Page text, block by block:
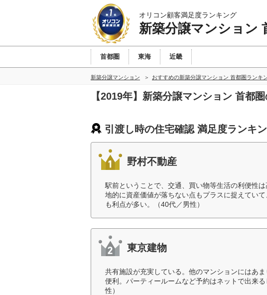
オリコン顧客満足度ランキング
新築分譲マンション
首都圏 東海 近畿
新築分譲マンション おすすめの新築分譲マンション 首都圏ランキ
【2019年】新築分譲マンション 首都
引渡し時の住宅確認 満足度ランキ
野村不動産
駅前ということで、交通、買い物等生活の利便性
地的に資産価値が落ちない点もプラスに捉えてい
も利点が多い。（40代／男性）
東京建物
共有施設が充実している。他のマンションにはあ
便利。パーティールームなど予約はネットで出来
性）